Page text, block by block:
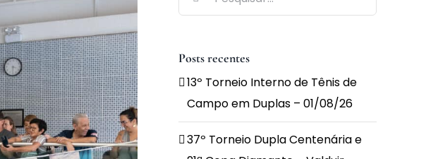
resultados
Posts recentes
13º Torneio Interno de Tênis de
Campo em Duplas – 01/08/26
37º Torneio Dupla Centenária e